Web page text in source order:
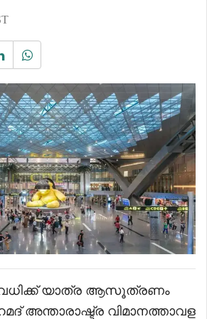
യാത്ര ആസൂത്രണം
അന്താരാഷ്ട്ര വിമാനത്താവള